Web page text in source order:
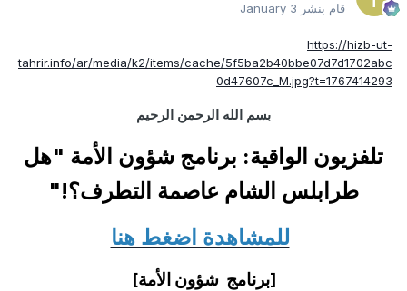
قام بنشر January 3
https://hizb-ut-
tahrir.info/ar/media/k2/items/cache/5f5ba2b40bbe07d7d1702abc
0d47607c_M.jpg?t=1767414293
بسم الله الرحمن الرحيم
تلفزيون الواقية: برنامج شؤون الأمة "هل
طرابلس الشام عاصمة التطرف؟!"
للمشاهدة اضغط هنا
[برنامج شؤون الأمة]